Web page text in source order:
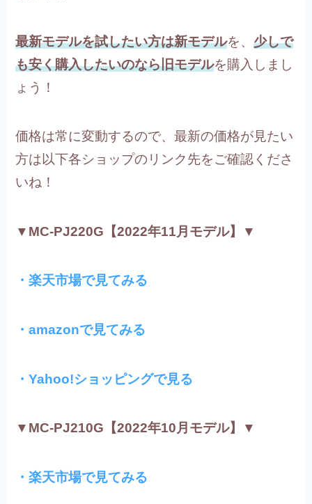
最新モデルを試したい方は新モデルを、少しで
も安く購入したいのなら旧モデルを購入しまし
ょう！
価格は常に変動するので、最新の価格が見たい
方は以下各ショップのリンク先をご確認くださ
いね！
▼MC-PJ220G【2022年11月モデル】▼
・楽天市場で見てみる
・amazonで見てみる
・Yahoo!ショッピングで見る
▼MC-PJ210G【2022年10月モデル】▼
・楽天市場で見てみる